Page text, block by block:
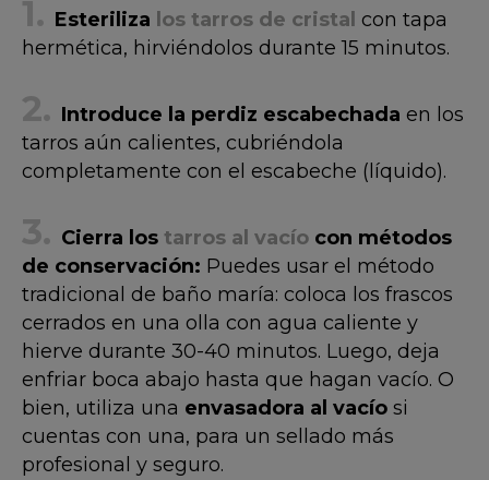
Esteriliza los tarros de cristal con tapa
hermética, hirviéndolos durante 15 minutos.
Introduce la perdiz escabechada en los
tarros aún calientes, cubriéndola
completamente con el escabeche (líquido).
Cierra los tarros al vacío con métodos
de conservación: Puedes usar el método
tradicional de baño maría: coloca los frascos
cerrados en una olla con agua caliente y
hierve durante 30-40 minutos. Luego, deja
enfriar boca abajo hasta que hagan vacío. O
bien, utiliza una envasadora al vacío si
cuentas con una, para un sellado más
profesional y seguro.